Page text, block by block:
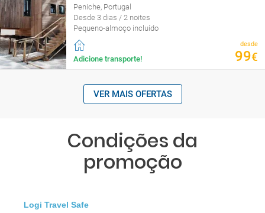
Peniche, Portugal
Desde 3 dias / 2 noites
Pequeno-almoço incluído
Adicione transporte!
desde
99€
VER MAIS OFERTAS
Condições da
promoção
Logi Travel Safe